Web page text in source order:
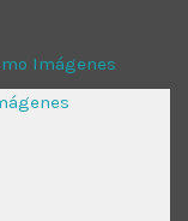
Imágenes